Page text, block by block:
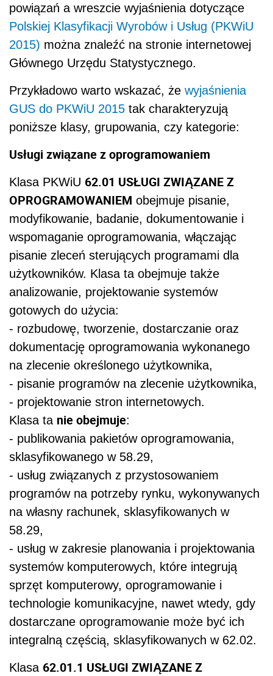
powiązań a wreszcie wyjaśnienia dotyczące
Polskiej Klasyfikacji Wyrobów i Usług (PKWiU
2015) można znaleźć na stronie internetowej
Głównego Urzędu Statystycznego.
Przykładowo warto wskazać, że wyjaśnienia
GUS do PKWiU 2015 tak charakteryzują
poniższe klasy, grupowania, czy kategorie:
Usługi związane z oprogramowaniem
Klasa PKWiU 62.01 USŁUGI ZWIĄZANE Z
OPROGRAMOWANIEM obejmuje pisanie,
modyfikowanie, badanie, dokumentowanie i
wspomaganie oprogramowania, włączając
pisanie zleceń sterujących programami dla
użytkowników. Klasa ta obejmuje także
analizowanie, projektowanie systemów
gotowych do użycia:
- rozbudowę, tworzenie, dostarczanie oraz
dokumentację oprogramowania wykonanego
na zlecenie określonego użytkownika,
- pisanie programów na zlecenie użytkownika,
- projektowanie stron internetowych.
Klasa ta nie obejmuje:
- publikowania pakietów oprogramowania,
sklasyfikowanego w 58.29,
- usług związanych z przystosowaniem
programów na potrzeby rynku, wykonywanych
na własny rachunek, sklasyfikowanych w
58.29,
- usług w zakresie planowania i projektowania
systemów komputerowych, które integrują
sprzęt komputerowy, oprogramowanie i
technologie komunikacyjne, nawet wtedy, gdy
dostarczane oprogramowanie może być ich
integralną częścią, sklasyfikowanych w 62.02.
Klasa 62.01.1 USŁUGI ZWIĄZANE Z